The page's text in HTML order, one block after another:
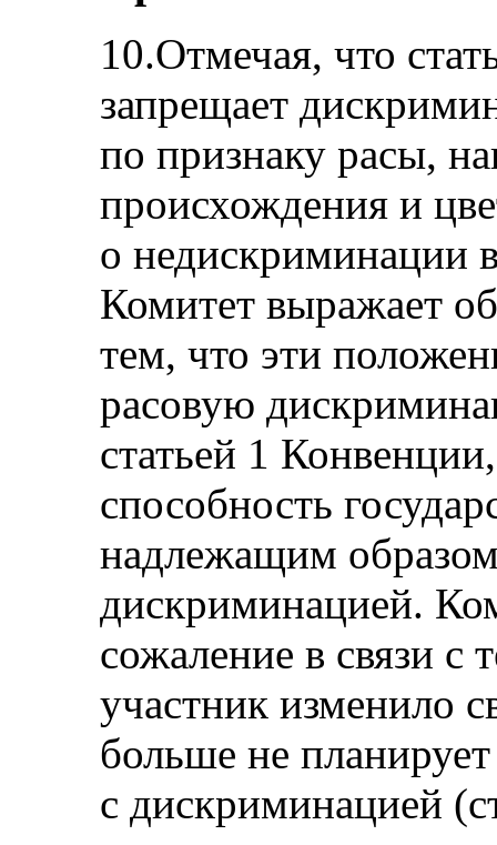
10.Отмечая, что
запрещает
по признаку расы,
происхождения и
о недискриминации
Комитет выражает
тем, что эти
расовую
статьей 1
способность
надлежащим
дискриминацией.
сожаление в связи с
участник
больше не
с дискриминацией